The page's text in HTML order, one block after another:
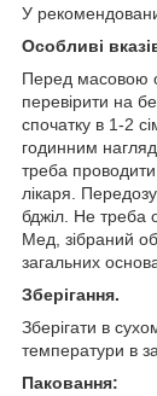
У
Особливі
Перед масовою
перевірити на
спочатку в 1-2
годинним
треба
лікаря.
бджіл. Не треба
Мед, зібраний
загальних
Зберігання.
Зберігати в
температури в
Паковання: